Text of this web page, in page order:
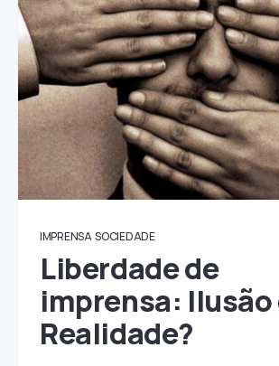
IMPRENSA SOCIEDADE
Liberdade de
imprensa: Ilusão
Realidade?